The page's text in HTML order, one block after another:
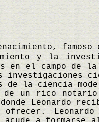
y la
en el campo de
investigaciones
de la ciencia
un rico
Leonardo
Leonardo